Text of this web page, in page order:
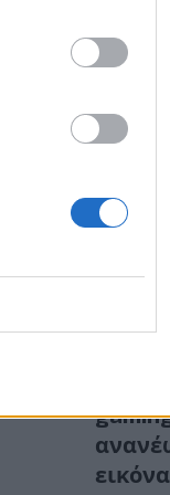
Τι
Νέα
εικόνα